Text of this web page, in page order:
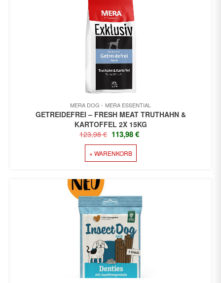
MERA DOG MERA ESSENTIAL
GETREIDEFREI – FRESH MEAT TRUTHAHN &
KARTOFFEL 2X 15KG
123,98€ URSPRÜNGLICHER
PREIS
WAR:
123,98 €
113,98€
+ WARENKORB